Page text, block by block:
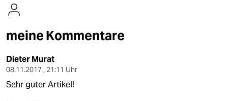
kultur
sport
berlin
meine Kommentare
Dieter Murat
08.11.2017 , 21:11 Uhr
Sehr guter Artikel!